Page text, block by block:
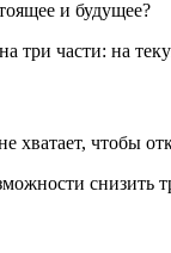
и будущее?
три части: на
хватает, чтобы
снизить